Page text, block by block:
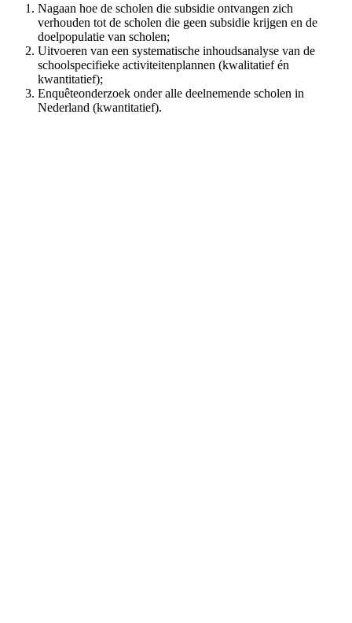
Nagaan hoe de scholen die subsidie ontvangen zich
verhouden tot de scholen die geen subsidie krijgen en de
doelpopulatie van scholen;
Uitvoeren van een systematische inhoudsanalyse van de
schoolspecifieke activiteitenplannen (kwalitatief én
kwantitatief);
Enquêteonderzoek onder alle deelnemende scholen in
Nederland (kwantitatief).